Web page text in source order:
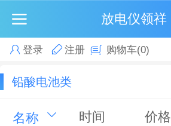
放电仪领祥
登录 注册 购物车(0)
铅酸电池类
名称 时间 价格